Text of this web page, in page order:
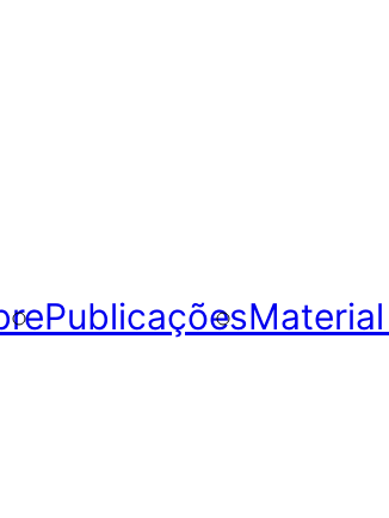
Publicações